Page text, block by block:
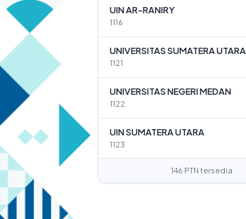
UIN AR-RANIRY
1116
UNIVERSITAS SUMATERA UTARA
1121
UNIVERSITAS NEGERI MEDAN
1122
UIN SUMATERA UTARA
1123
1124
146 PTN tersedia